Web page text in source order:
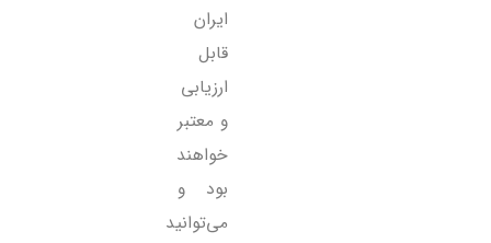
ایران
قابل
ارزیابی
و معتبر
خواهند
بود و
می‌توانید